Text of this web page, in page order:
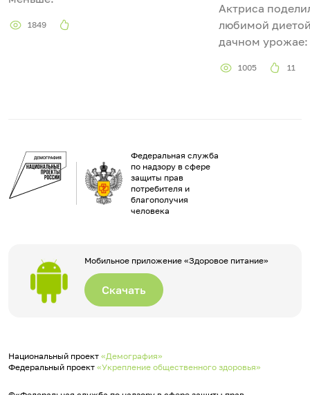
1849
Актриса
любимой
дачном урожае:
1005 11
Федеральная служба
по надзору в сфере
защиты прав
потребителя и
благополучия
человека
Мобильное приложение «Здоровое питание»
Скачать
Национальный проект «Демография»
Федеральный проект «Укрепление общественного здоровья»